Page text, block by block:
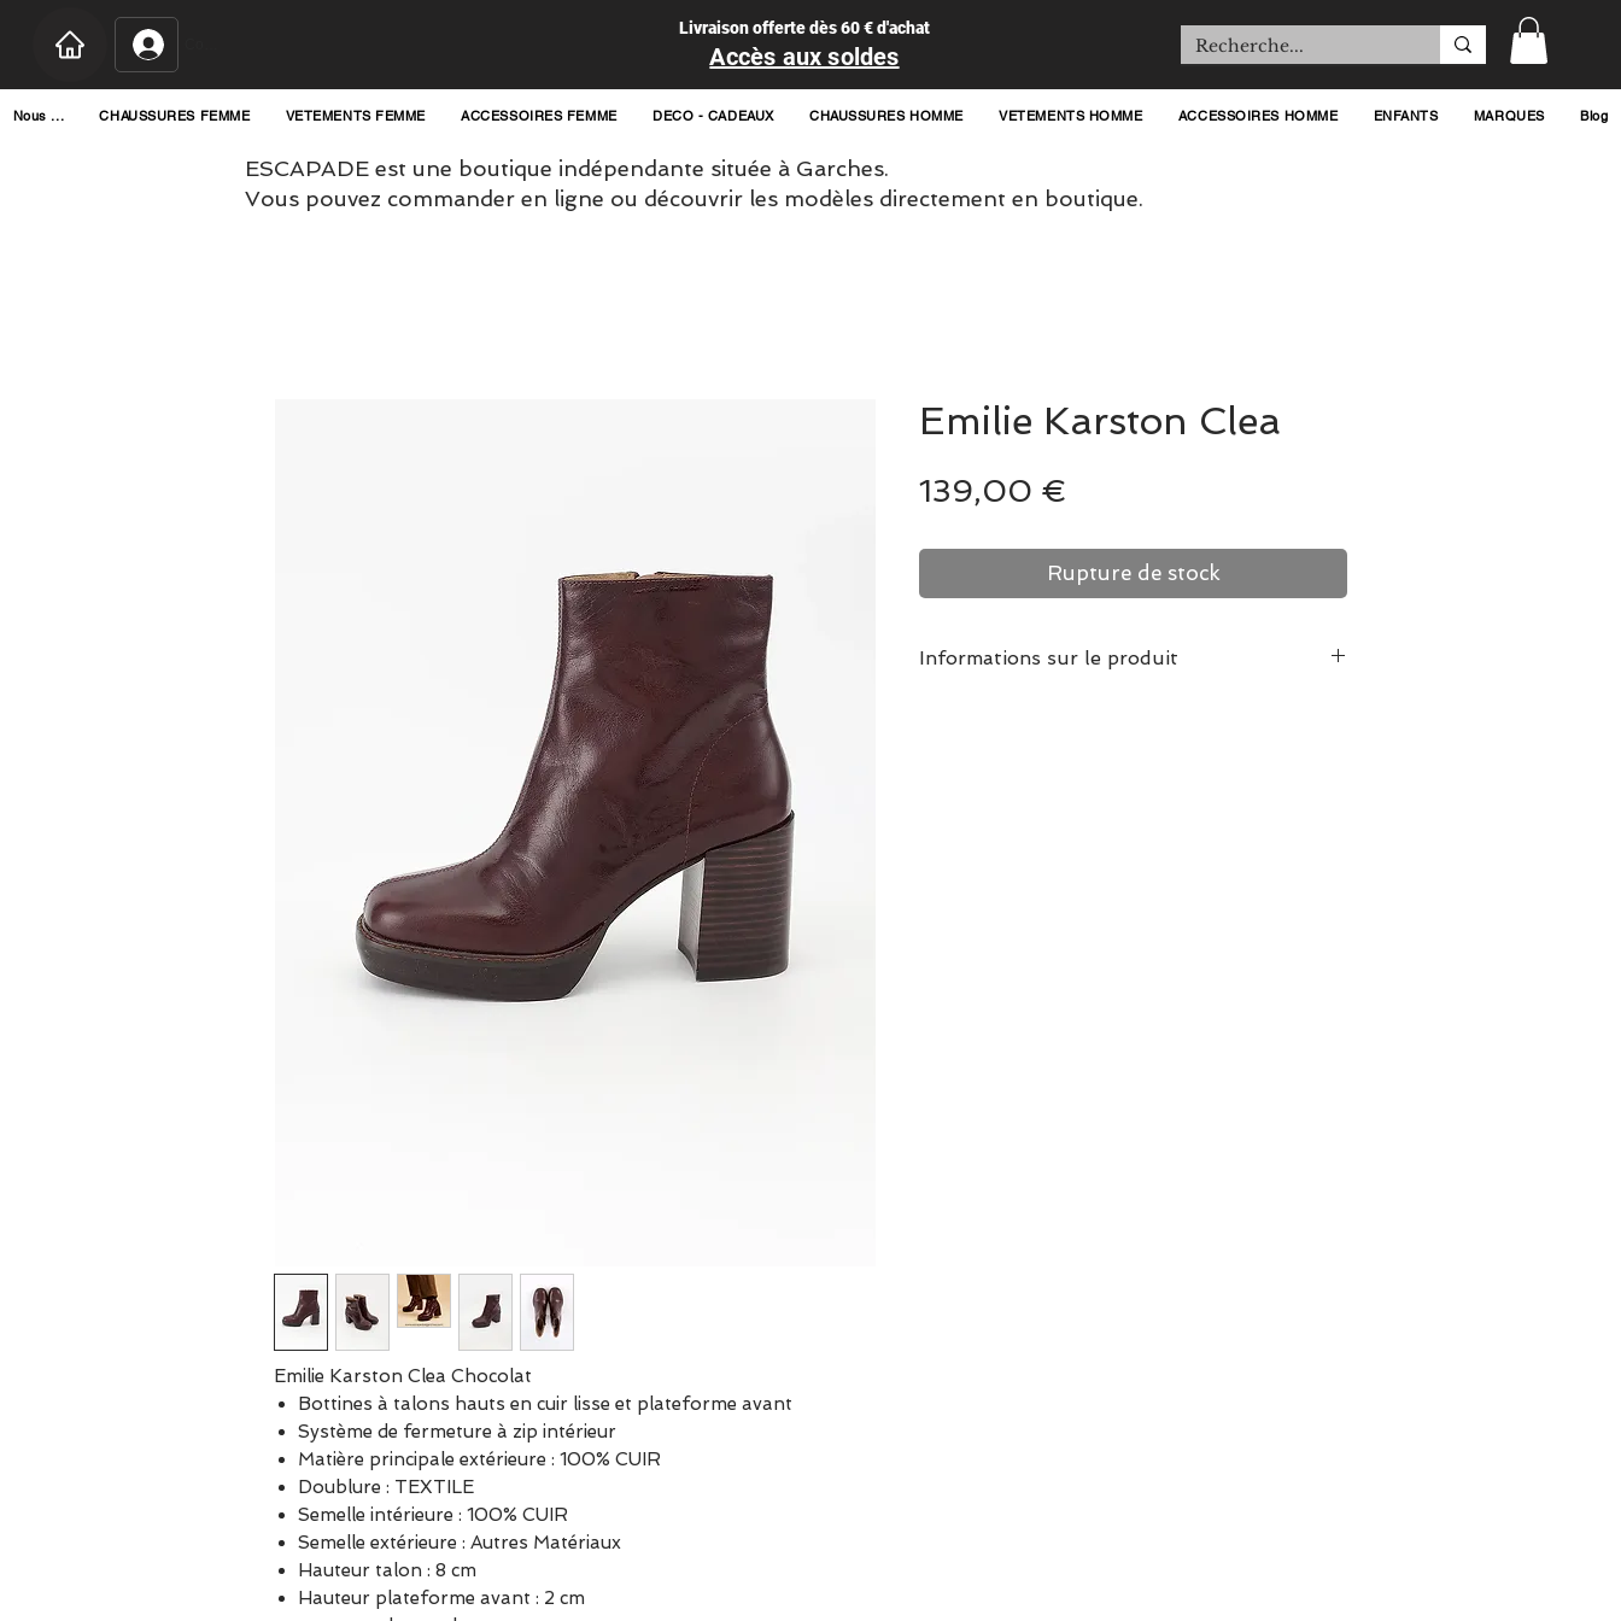
Livraison offerte dès 60 € d'achat
Accès aux soldes
Nous ... CHAUSSURES FEMME VETEMENTS FEMME ACCESSOIRES FEMME DECO - CADEAUX CHAUSSURES HOMME VETEMENTS HOMME ACCESSOIRES HOMME ENFANTS MARQUES Blog
ESCAPADE est une boutique indépendante située à Garches.
Vous pouvez commander en ligne ou découvrir les modèles directement en boutique.
Emilie Karston Clea Chocolat
Bottines à talons hauts en cuir lisse et plateforme avant
Système de fermeture à zip intérieur
Matière principale extérieure : 100% CUIR
Doublure : TEXTILE
Semelle intérieure : 100% CUIR
Semelle extérieure : Autres Matériaux
Hauteur talon : 8 cm
Hauteur plateforme avant : 2 cm
Emilie Karston Clea
139,00 €
Rupture de stock
Informations sur le produit